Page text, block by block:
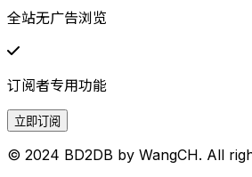
全站无广告浏览
订阅者专用功能
立即订阅
© 2024 BD2DB by WangCH. All